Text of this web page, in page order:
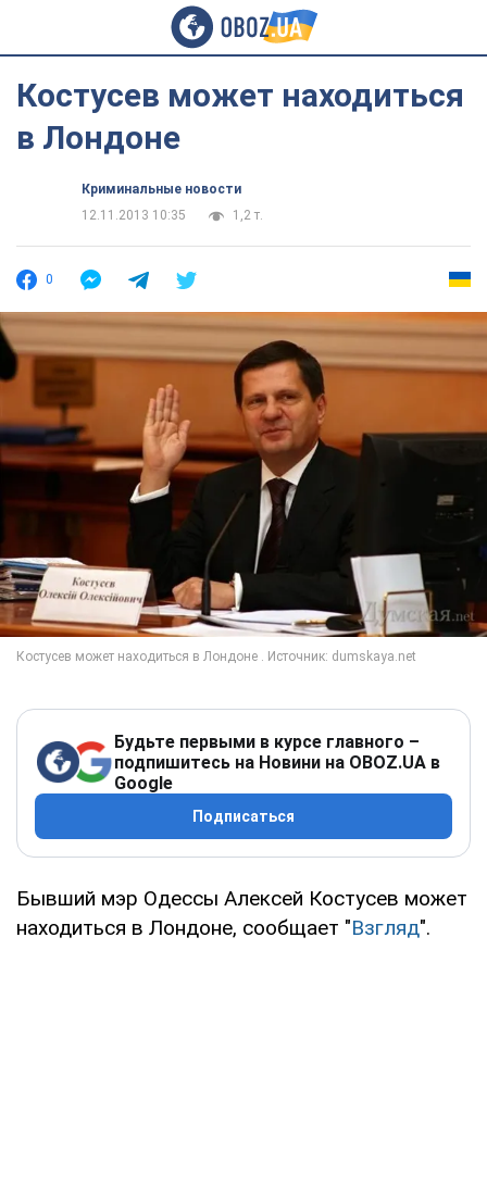
Костусев может находиться
в Лондоне
Криминальные новости
12.11.2013 10:35
1,2 т.
0
Будьте первыми в курсе главного –
подпишитесь на Новини на OBOZ.UA в
Google
Подписаться
Бывший мэр Одессы Алексей Костусев может
находиться в Лондоне, сообщает "Взгляд".